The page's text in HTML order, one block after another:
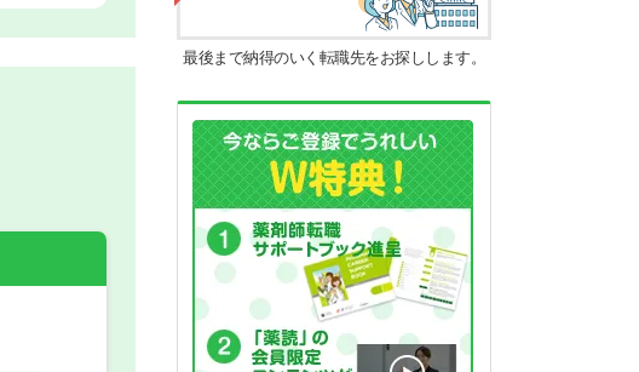
希望の働き方
最後まで納得のいく転職先をお探しします。